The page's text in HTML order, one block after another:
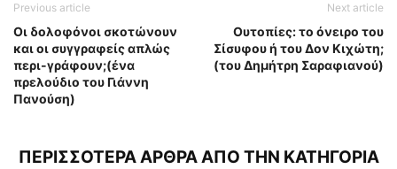
Previous article
Οι δολοφόνοι σκοτώνουν
και οι συγγραφείς απλώς
περι-γράφουν;(ένα
πρελούδιο του Γιάννη
Πανούση)
Next article
Ουτοπίες: το όνειρο του
Σίσυφου ή του Δον Κιχώτη;
(του Δημήτρη Σαραφιανού)
ΠΕΡΙΣΣΟΤΕΡΑ ΑΡΘΡΑ ΑΠΟ ΤΗΝ ΚΑΤΗΓΟΡΙΑ